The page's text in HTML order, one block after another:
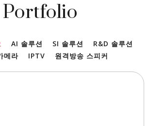
Portfolio
AI 솔루션 SI 솔루션
R&D 솔루션
메라
IPTV 원격방송 스피커